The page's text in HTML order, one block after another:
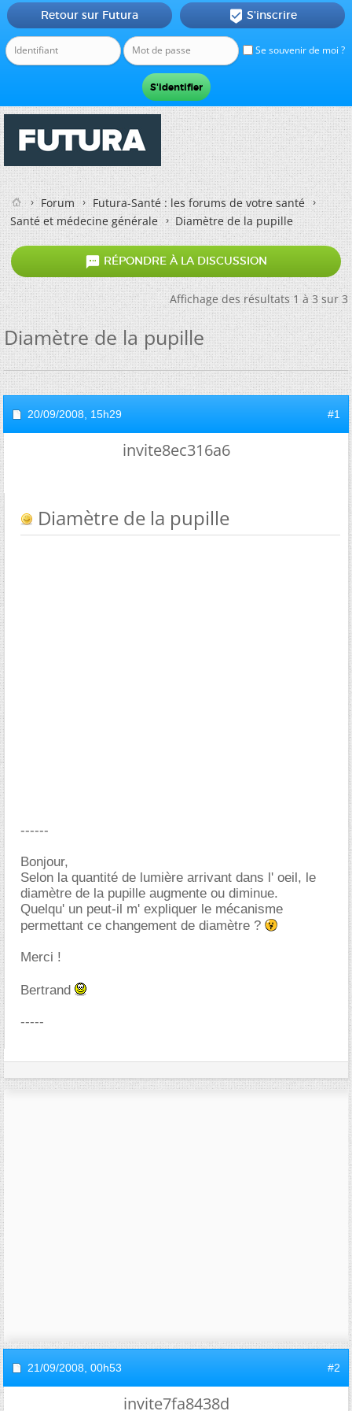
Se souvenir de moi ?
Retour sur Futura  S'inscrire
Forum
Futura-Santé : les forums de votre santé
Santé et médecine générale
Diamètre de la pupille
 RÉPONDRE À LA DISCUSSION
Affichage des résultats 1 à 3 sur 3
Diamètre de la pupille
20/09/2008, 15h29 #1
invite8ec316a6
Diamètre de la pupille
------
Bonjour,
Selon la quantité de lumière arrivant dans l' oeil, le
diamètre de la pupille augmente ou diminue.
Quelqu' un peut-il m' expliquer le mécanisme
permettant ce changement de diamètre ?
Merci !
Bertrand
-----
21/09/2008, 00h53 #2
invite7fa8438d